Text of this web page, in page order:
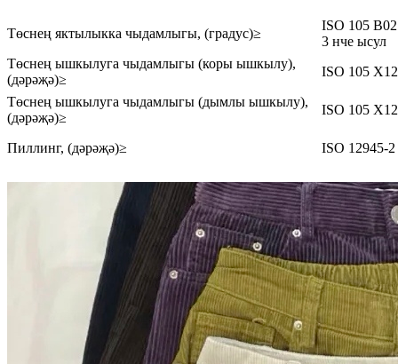
Төснең яктылыкка чыдамлыгы, (градус)≥
ISO 105 B02
3 нче ысул
Төснең ышкылуга чыдамлыгы (коры ышкылу),
(дәрәҗә)≥
ISO 105 X12
Төснең ышкылуга чыдамлыгы (дымлы ышкылу),
(дәрәҗә)≥
ISO 105 X12
Пиллинг, (дәрәҗә)≥ ISO 12945-2